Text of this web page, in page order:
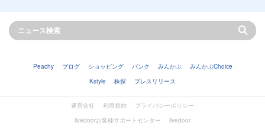
Peachy ブログ ショッピング バンク みんかぶ
みんかぶChoice
Kstyle
株探 プレスリリース
運営会社 利用規約
プライバシーポリシー
livedoorお客様サポートセンター
livedoor